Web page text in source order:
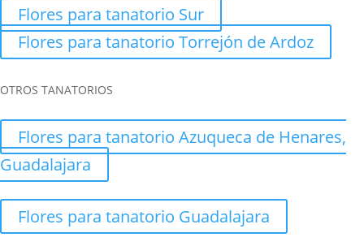
Flores para tanatorio Sur
Flores para tanatorio Torrejón de Ardoz
OTROS TANATORIOS
Flores para tanatorio Azuqueca de Henares,
Guadalajara
Flores para tanatorio Guadalajara